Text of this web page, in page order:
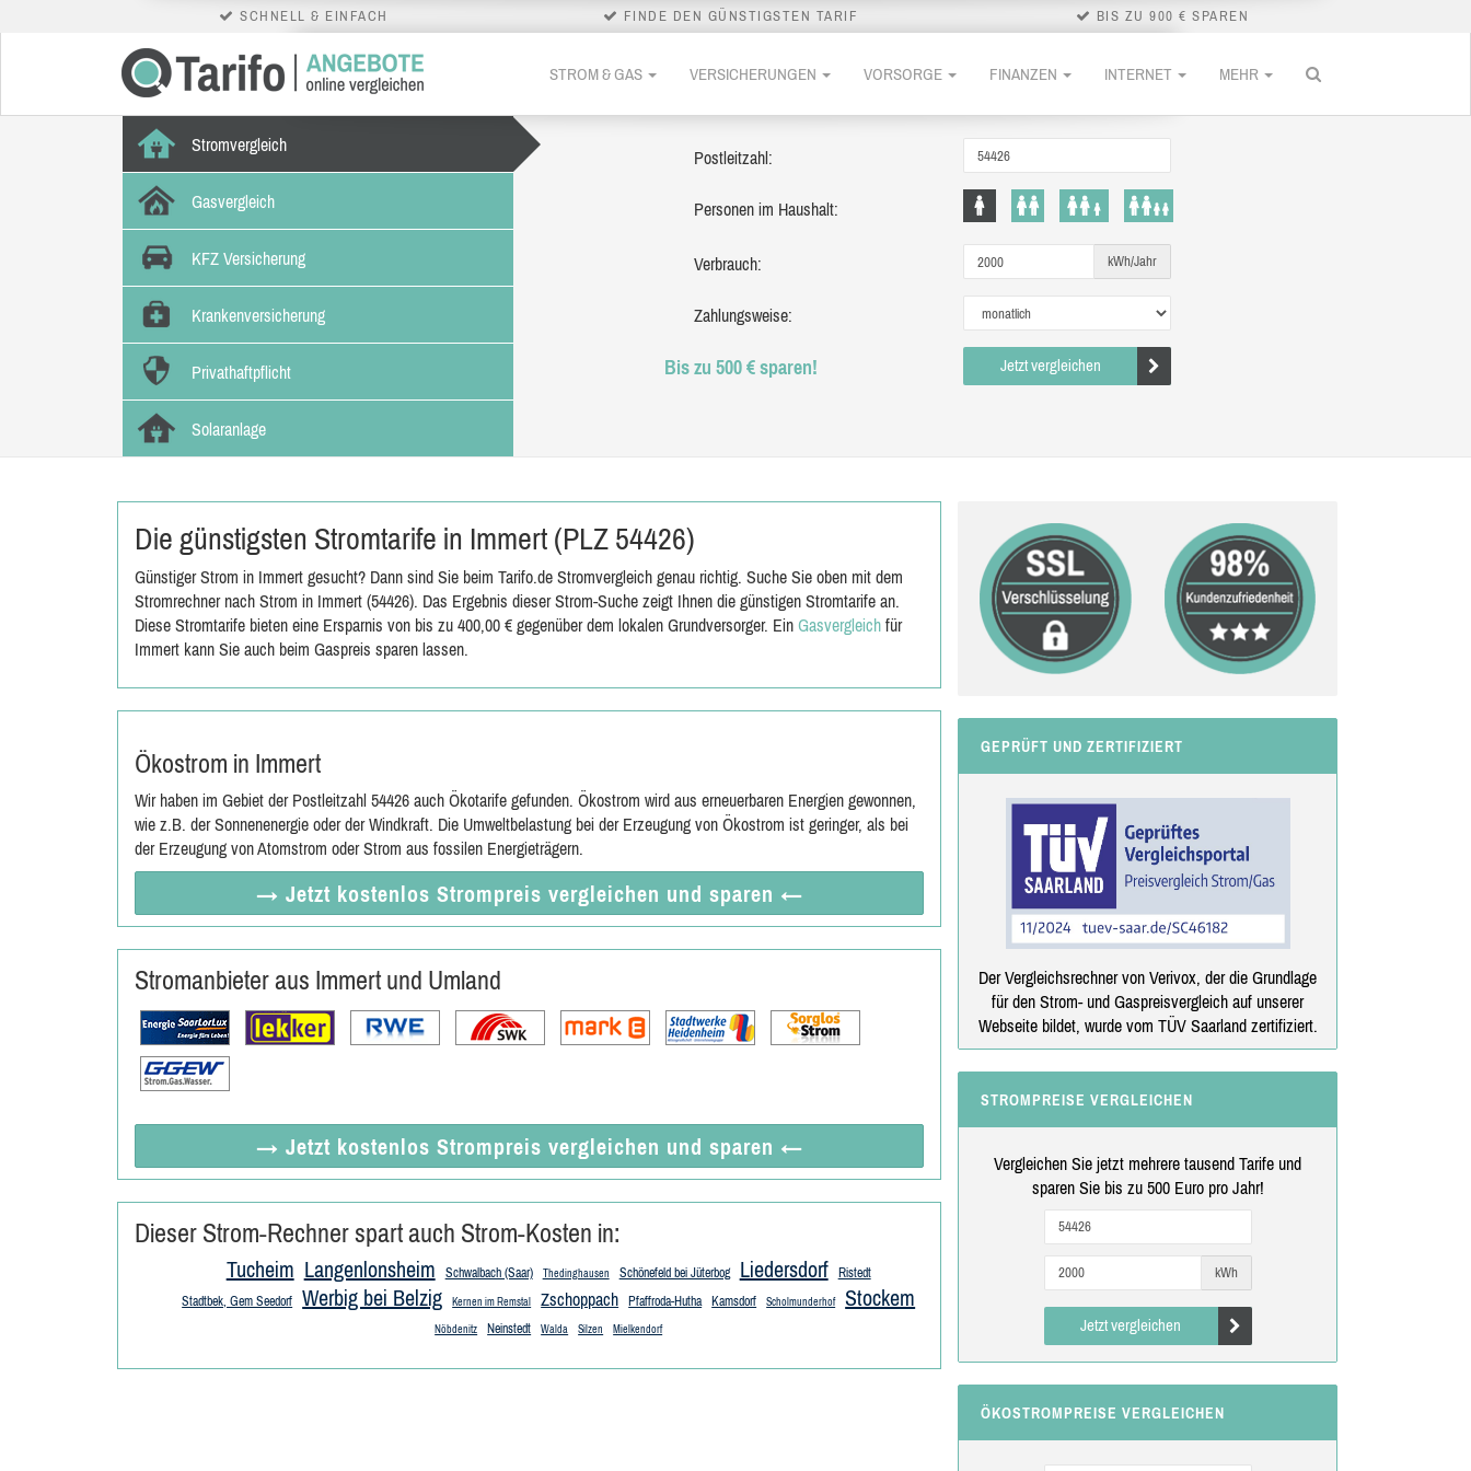
SCHNELL & EINFACH FINDE DEN GÜNSTIGSTEN TARIF BIS ZU 900 € SPAREN
STROM & GAS VERSICHERUNGEN VORSORGE FINANZEN INTERNET MEHR
Stromvergleich
Gasvergleich
KFZ Versicherung
Krankenversicherung
Privathaftpflicht
Solaranlage
Postleitzahl:
Personen im Haushalt:
Verbrauch: kWh/Jahr
Zahlungsweise:
Bis zu 500 € sparen! Jetzt vergleichen
Die günstigsten Stromtarife in Immert (PLZ 54426)
Günstiger Strom in Immert gesucht? Dann sind Sie beim Tarifo.de Stromvergleich genau richtig. Suche Sie oben mit dem
Stromrechner nach Strom in Immert (54426). Das Ergebnis dieser Strom-Suche zeigt Ihnen die günstigen Stromtarife an.
Diese Stromtarife bieten eine Ersparnis von bis zu 400,00 € gegenüber dem lokalen Grundversorger. Ein Gasvergleich für
Immert kann Sie auch beim Gaspreis sparen lassen.
Ökostrom in Immert
Wir haben im Gebiet der Postleitzahl 54426 auch Ökotarife gefunden. Ökostrom wird aus erneuerbaren Energien gewonnen,
wie z.B. der Sonnenenergie oder der Windkraft. Die Umweltbelastung bei der Erzeugung von Ökostrom ist geringer, als bei
der Erzeugung von Atomstrom oder Strom aus fossilen Energieträgern.
→ Jetzt kostenlos Strompreis vergleichen und sparen ←
Stromanbieter aus Immert und Umland
→ Jetzt kostenlos Strompreis vergleichen und sparen ←
Dieser Strom-Rechner spart auch Strom-Kosten in:
Tucheim Langenlonsheim Schwalbach (Saar) Thedinghausen Schönefeld bei Jüterbog Liedersdorf
Ristedt
Stadtbek, Gem Seedorf
Werbig bei Belzig Kernen im Remstal Zschoppach Pfaffroda-Hutha Kamsdorf Scholmunderhof Stockem
Nöbdenitz Neinstedt Walda Silzen Mielkendorf
GEPRÜFT UND ZERTIFIZIERT
Der Vergleichsrechner von Verivox, der die Grundlage
für den Strom- und Gaspreisvergleich auf unserer
Webseite bildet, wurde vom TÜV Saarland zertifiziert.
STROMPREISE VERGLEICHEN
Vergleichen Sie jetzt mehrere tausend Tarife und
sparen Sie bis zu 500 Euro pro Jahr!
kWh
Jetzt vergleichen
ÖKOSTROMPREISE VERGLEICHEN